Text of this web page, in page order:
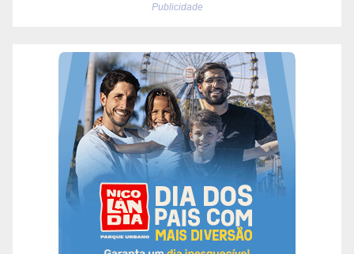
Publicidade